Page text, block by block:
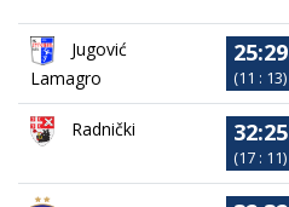
Jugović
Lamagro
25:29
(11 : 13)
Radnički 32:25
(17 : 11)